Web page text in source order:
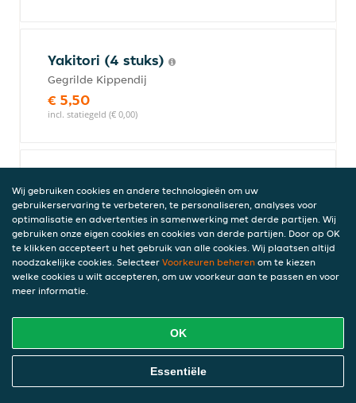
Yakitori (4 stuks)
Gegrilde Kippendij
€ 5,50
incl. statiegeld (€ 0,00)
Japanse pasteitjes
€ 5,00
incl. statiegeld (€ 0,00)
Garnalen gyoza
incl. statiegeld (€ 0,00)
Online Eten Bestellen
Wij gebruiken cookies en andere technologieën om uw
gebruikerservaring te verbeteren, te personaliseren, analyses voor
optimalisatie en advertenties in samenwerking met derde partijen. Wij
gebruiken onze eigen cookies en cookies van derde partijen. Door op OK
te klikken accepteert u het gebruik van alle cookies. Wij plaatsen altijd
noodzakelijke cookies. Selecteer Voorkeuren beheren om te kiezen
welke cookies u wilt accepteren, om uw voorkeur aan te passen en voor
meer informatie.
OK
Essentiële